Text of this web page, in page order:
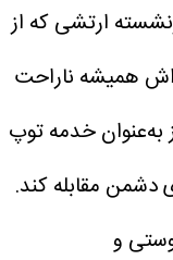
ارتشی که از
همیشه ناراحت
به‌عنوان خدمه توپ
دشمن مقابله کند.
و